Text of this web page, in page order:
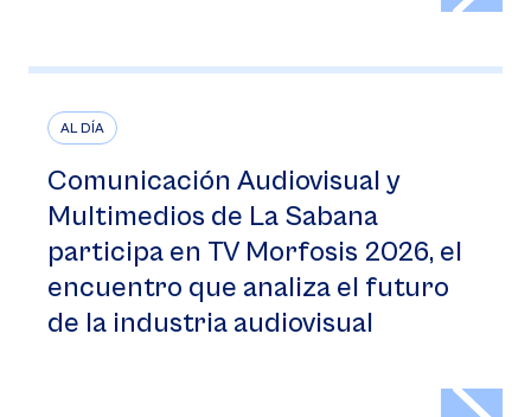
AL DÍA
Comunicación Audiovisual y
Multimedios de La Sabana
participa en TV Morfosis 2026, el
encuentro que analiza el futuro
de la industria audiovisual